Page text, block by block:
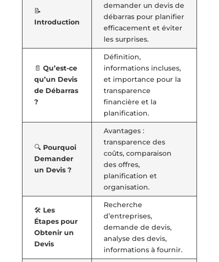
📝
Introduction
demander un devis de
débarras pour planifier
efficacement et éviter
les surprises.
📄 Qu’est-ce
qu’un Devis
de Débarras
?
Définition,
informations incluses,
et importance pour la
transparence
financière et la
planification.
🔍 Pourquoi
Demander
un Devis ?
Avantages :
transparence des
coûts, comparaison
des offres,
planification et
organisation.
🛠️ Les
Étapes pour
Obtenir un
Devis
Recherche
d’entreprises,
demande de devis,
analyse des devis,
informations à fournir.